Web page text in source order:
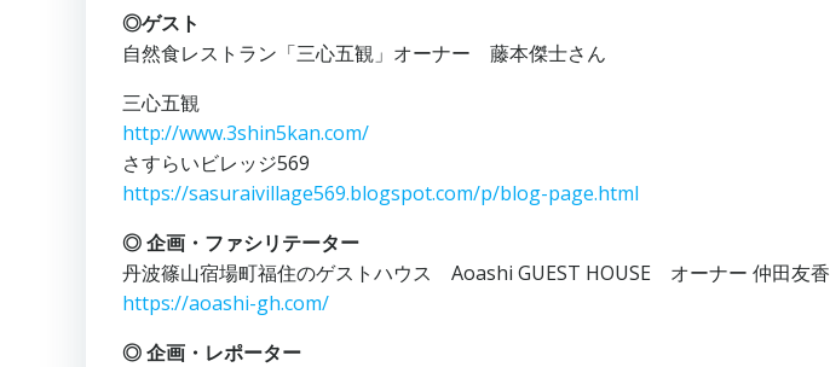
◎ゲスト
自然食レストラン「三心五観」オーナー 藤本傑士さん
三心五観
http://www.3shin5kan.com/
さすらいビレッジ569
https://sasuraivillage569.blogspot.com/p/blog-page.html
◎ 企画・ファシリテーター
丹波篠山宿場町福住のゲストハウス Aoashi GUEST HOUSE オーナー 仲田友香
https://aoashi-gh.com/
◎ 企画・レポーター